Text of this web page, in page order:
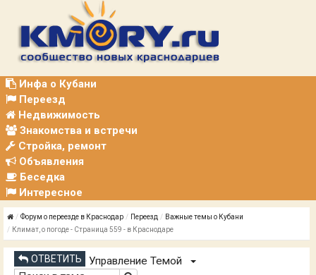
Инфа о Кубани
Переезд
Недвижимость
Знакомства и встречи
Стройка, ремонт
Объявления
Беседка
Интересное
Форум о переезде в Краснодар Переезд
Важные темы о Кубани
Климат, о погоде - Страница 559 - в Краснодаре
ОТВЕТИТЬ Управление Темой